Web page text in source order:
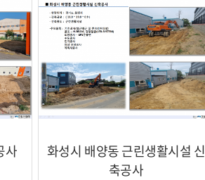
사
화성시 배양동 근린생활시설 신
축공사